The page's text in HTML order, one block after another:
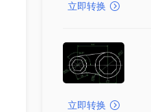
立即转换
立即转换